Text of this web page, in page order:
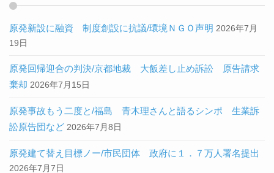
原発新設に融資 制度創設に抗議/環境ＮＧＯ声明 2026年7月
19日
原発回帰迎合の判決/京都地裁 大飯差し止め訴訟 原告請求
棄却 2026年7月15日
原発事故もう二度と/福島 青木理さんと語るシンポ 生業訴
訟原告団など 2026年7月8日
原発建て替え目標ノー/市民団体 政府に１．７万人署名提出
2026年7月7日